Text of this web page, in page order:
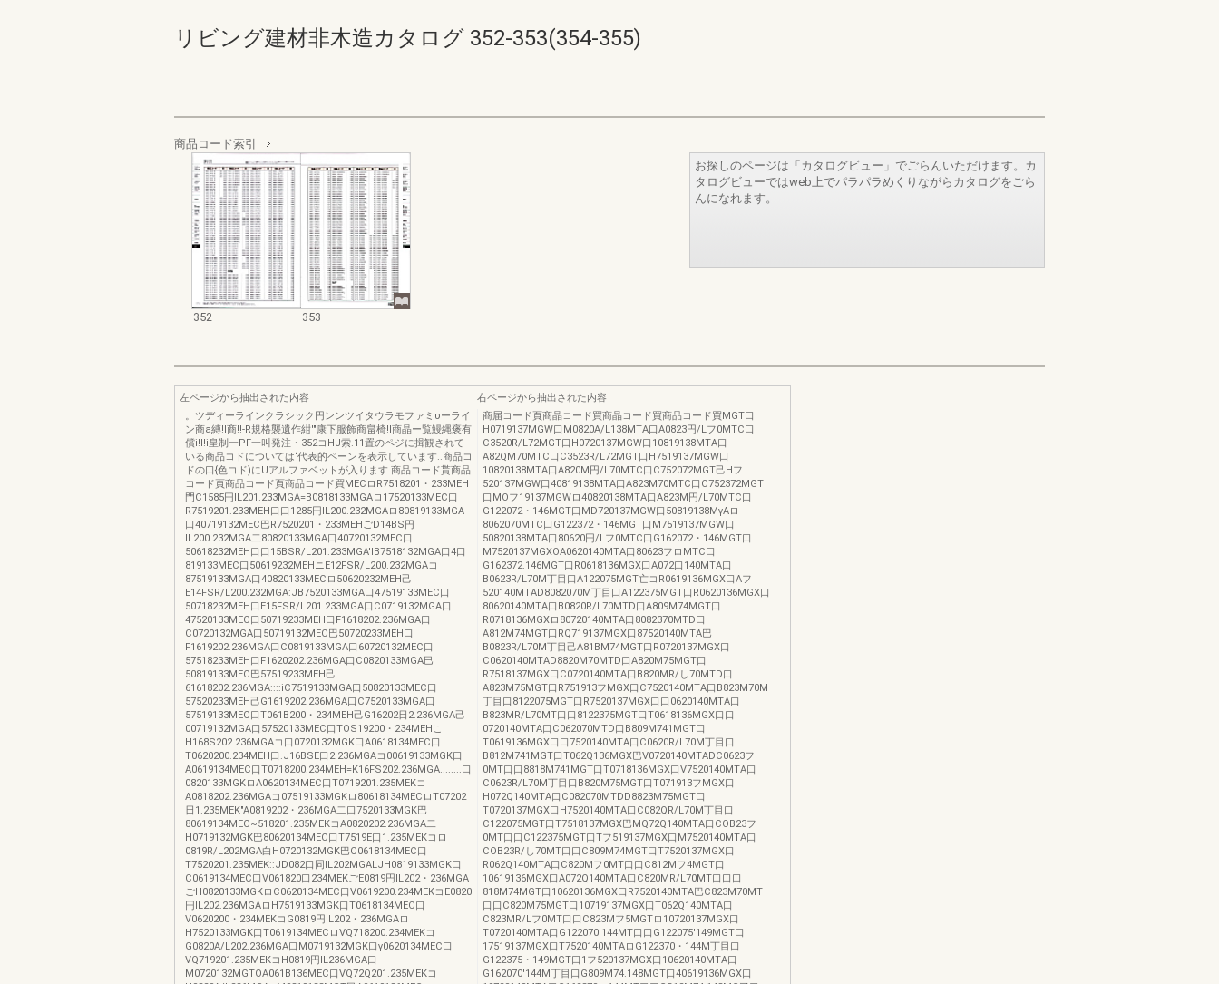
リビング建材非木造カタログ 352-353(354-355)
商品コード索引
352 353
お探しのページは「カタログビュー」でごらんいただけます。カ
タログビューではweb上でパラパラめくりながらカタログをごら
んになれます。
左ページから抽出された内容
。ツディーラインクラシック円ンンツイタウラモファミυーライ
ン商a縛!I商!!-R規格襲遺作紺'"康下服飾商畠椅!I商晶ー覧鰻縄褒有
償i!I!i皇制一PF一叫発注・352コHJ索.11置のペジに揖観されて
いる商品コドについては‘代表的ペーンを表示しています..商品コ
ドの口{色コド)にUアルファベットが入ります.商品コード貰商品
コード頁商品コード頁商品コード買MECロR7518201・233MEH
門C1585円IL201.233MGA=B0818133MGAロ17520133MEC口
R7519201.233MEH口口1285円IL200.232MGAロ80819133MGA
口40719132MEC巴R7520201・233MEHごD14BS円
IL200.232MGA二80820133MGA口40720132MEC口
50618232MEH口口15BSR/L201.233MGA'IB7518132MGA口4口
819133MEC口50619232MEHニE12FSR/L200.232MGAコ
87519133MGA口40820133MECロ50620232MEH己
E14FSR/L200.232MGA:JB7520133MGA口47519133MEC口
50718232MEH口E15FSR/L201.233MGA口C0719132MGA口
47520133MEC口50719233MEH口F1618202.236MGA口
C0720132MGA口50719132MEC巴50720233MEH口
F1619202.236MGA口C0819133MGA口60720132MEC口
57518233MEH口F1620202.236MGA口C0820133MGA巳
50819133MEC巴57519233MEH己
61618202.236MGA::::iC7519133MGA口50820133MEC口
57520233MEH己G1619202.236MGA口C7520133MGA口
57519133MEC口T061B200・234MEH己G16202日2.236MGA己
00719132MGA口57520133MEC口TOS19200・234MEHこ
H168S202.236MGAコ口0720132MGK口A0618134MEC口
T0620200.234MEH口.J16BSE口2.236MGAコ00619133MGK口
A0619134MEC口T0718200.234MEH=K16FS202.236MGA........口
0820133MGKロA0620134MEC口T0719201.235MEKコ
A0818202.236MGAコ07519133MGKロ80618134MECロT07202
日1.235MEK"A0819202・236MGA二口7520133MGK巴
80619134MEC~518201.235MEKコA0820202.236MGA二
H0719132MGK巴80620134MEC口T7519E口1.235MEKコロ
0819R/L202MGA白H0720132MGK巴C0618134MEC口
T7520201.235MEK::JD082口同IL202MGALJH0819133MGK口
C0619134MEC口V061820口234MEKごE0819円IL202・236MGA
ごH0820133MGKロC0620134MEC口V0619200.234MEKコE0820
円IL202.236MGAロH7519133MGK口T0618134MEC口
V0620200・234MEKコG0819円IL202・236MGAロ
H7520133MGK口T0619134MECロVQ718200.234MEKコ
G0820A/L202.236MGA口M0719132MGK口γ0620134MEC口
VQ719201.235MEKコH0819円IL236MGA口
M0720132MGTOA061B136MEC口VQ72Q201.235MEKコ
右ページから抽出された内容
商届コード頁商晶コード買商晶コード買商品コード買MGT口
H0719137MGW口M0820A/L138MTA口A0823円/Lフ0MTC口
C3520R/L72MGT口H0720137MGW口10819138MTA口
A82QM70MTC口C3523R/L72MGT口H7519137MGW口
10820138MTA口A820M円/L70MTC口C752072MGT己Hフ
520137MGW口40819138MTA口A823M70MTC口C752372MGT
口MOフ19137MGWロ40820138MTA口A823M円/L70MTC口
G122072・146MGT口MD720137MGW口50819138MγAロ
8062070MTC口G122372・146MGT口M7519137MGW口
50820138MTA口80620円/Lフ0MTC口G162072・146MGT口
M7520137MGXOA0620140MTA口80623フロMTC口
G162372.146MGT口R0618136MGX口A072口140MTA口
B0623R/L70M丁目口A122075MGT亡コR0619136MGX口Aフ
520140MTAD8082070M丁目口A122375MGT口R0620136MGX口
80620140MTA口B0820R/L70MTD口A809M74MGT口
R0718136MGXロ80720140MTA口8082370MTD口
A812M74MGT口RQ719137MGX口87520140MTA巴
B0823R/L70M丁目己A81BM74MGT口R0720137MGX口
C0620140MTAD8820M70MTD口A820M75MGT口
R7518137MGX口C0720140MTA口B820MR/し70MTD口
A823M75MGT口R751913フMGX口C7520140MTA口B823M70M
丁目口8122075MGT口R7520137MGX口口0620140MTA口
B823MR/L70MT口口8122375MGT口T0618136MGX口口
0720140MTA口C062070MTD口B809M741MGT口
T0619136MGX口口7520140MTA口C0620R/L70M丁目口
B812M741MGT口T062Q136MGX巴V0720140MTADC0623フ
0MT口口8818M741MGT口T0718136MGX口V7520140MTA口
C0623R/L70M丁目口B820M75MGT口T071913フMGX口
H072Q140MTA口C082070MTDD8823M75MGT口
T0720137MGX口H7520140MTA口C082QR/L70M丁目口
C122075MGT口T7518137MGX巴MQ72Q140MTA口COB23フ
0MT口口C122375MGT口Tフ519137MGX口M7520140MTA口
COB23R/し70MT口口C809M74MGT口T7520137MGX口
R062Q140MTA口C820Mフ0MT口口C812Mフ4MGT口
10619136MGX口A072Q140MTA口C820MR/L70MT口口口
818M74MGT口10620136MGX口R7520140MTA巴C823M70MT
口口C820M75MGT口10719137MGX口T062Q140MTA口
C823MR/Lフ0MT口口C823Mフ5MGTロ10720137MGX口
T0720140MTA口G122070'144MT口口G122075'149MGT口
17519137MGX口T7520140MTAロG122370・144M丁目口
G122375・149MGT口1フ520137MGX口10620140MTA口
G162070'144M丁目口G809M74.148MGT口40619136MGX口